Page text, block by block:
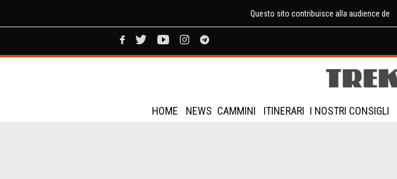
Questo sito contribuisce alla audience de
HOME NEWS CAMMINI ITINERARI I NOSTRI CONSIGLI